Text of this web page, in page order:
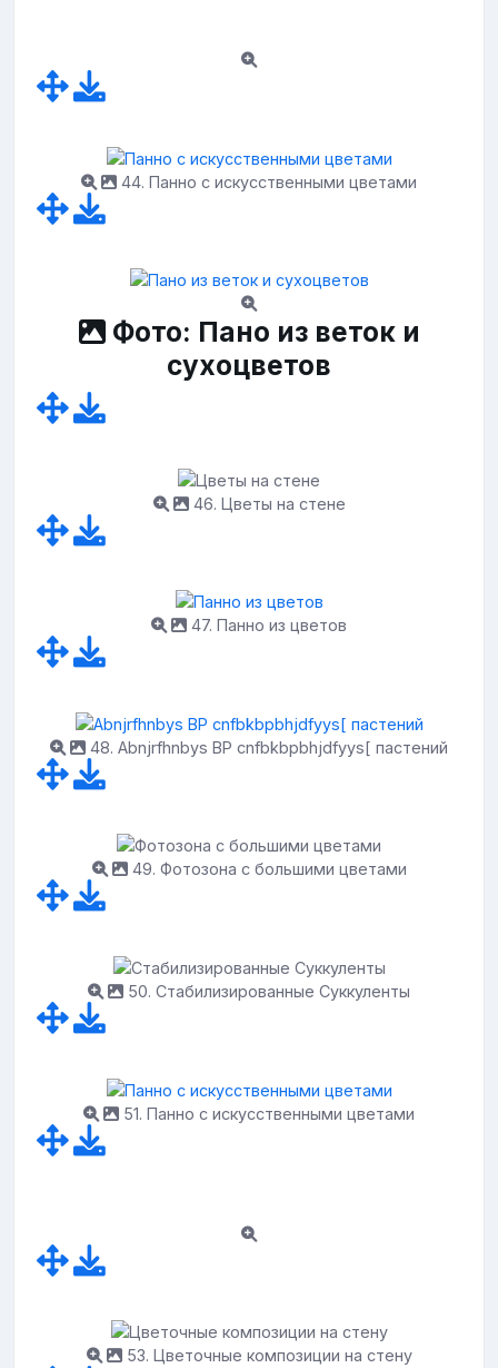
44. Панно с искусственными цветами
Фото: Пано из веток и
сухоцветов
46. Цветы на стене
47. Панно из цветов
48. Abnjrfhnbys BP cnfbkbpbhjdfyys[ пастений
49. Фотозона с большими цветами
50. Стабилизированные Суккуленты
51. Панно с искусственными цветами
53. Цветочные композиции на стену